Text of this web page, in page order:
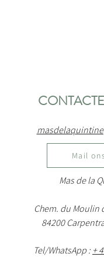
Mail
Mas de la
Chem. du Moulin
84200
Tel/WhatsApp : +